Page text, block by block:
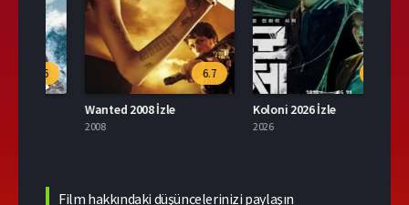
6.7
Wanted 2008 İzle
9.6
Koloni 2026 İzle
Film hakkındaki düşüncelerinizi paylaşın